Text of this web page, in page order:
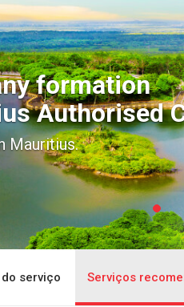
formation
Authorised
Mauritius.
serviço Serviços